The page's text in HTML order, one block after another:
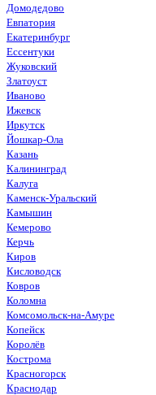
Домодедово
Евпатория
Екатеринбург
Ессентуки
Жуковский
Златоуст
Иваново
Ижевск
Иркутск
Йошкар-Ола
Казань
Калининград
Калуга
Каменск-Уральский
Камышин
Кемерово
Керчь
Киров
Кисловодск
Ковров
Коломна
Комсомольск-на-Амуре
Копейск
Королёв
Кострома
Красногорск
Краснодар